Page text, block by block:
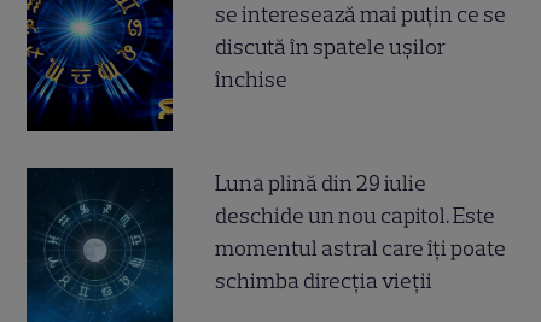
se interesează mai puțin ce se
discută în spatele ușilor
închise
Luna plină din 29 iulie
deschide un nou capitol. Este
momentul astral care îți poate
schimba direcția vieții